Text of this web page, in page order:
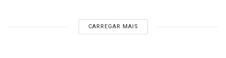
CARREGAR MAIS